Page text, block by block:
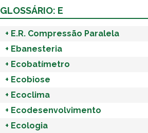
GLOSSÁRIO: E
+ E.R. Compressão Paralela
+ Ebanesteria
+ Ecobatímetro
+ Ecobiose
+ Ecoclima
+ Ecodesenvolvimento
+ Ecologia